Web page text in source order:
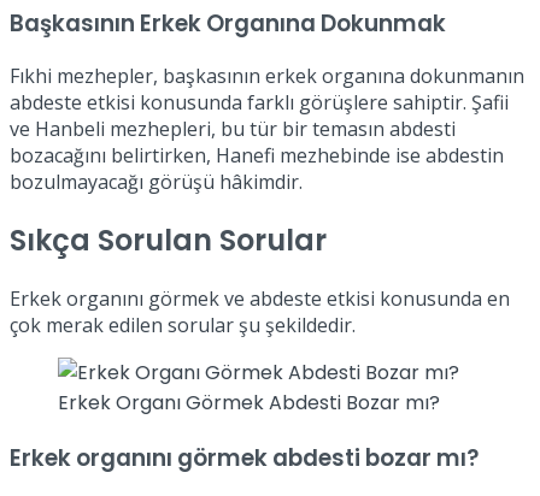
Başkasının Erkek Organına Dokunmak
Fıkhi mezhepler, başkasının erkek organına dokunmanın
abdeste etkisi konusunda farklı görüşlere sahiptir. Şafii
ve Hanbeli mezhepleri, bu tür bir temasın abdesti
bozacağını belirtirken, Hanefi mezhebinde ise abdestin
bozulmayacağı görüşü hâkimdir.
Sıkça Sorulan Sorular
Erkek organını görmek ve abdeste etkisi konusunda en
çok merak edilen sorular şu şekildedir.
Erkek Organı Görmek Abdesti Bozar mı?
Erkek organını görmek abdesti bozar mı?